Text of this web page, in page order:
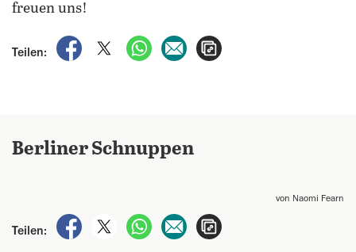
freuen uns!
Teilen:
auf Facebook teilen
auf X teilenper WhatsApp teilen
per E-Mail teilen
Berliner Schnuppen
von Naomi Fearn
Teilen:
auf Facebook teilen
auf X teilenper WhatsApp teilen
per E-Mail teilen